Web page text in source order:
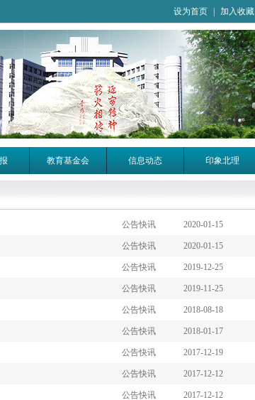
设为首页 加入收藏
教育基金会 信息动态 印象北理
公告快讯 2020-01-15
公告快讯 2020-01-15
公告快讯 2019-12-25
公告快讯 2019-11-25
公告快讯 2018-08-18
公告快讯 2018-01-17
公告快讯 2017-12-19
公告快讯 2017-12-12
公告快讯 2017-12-12